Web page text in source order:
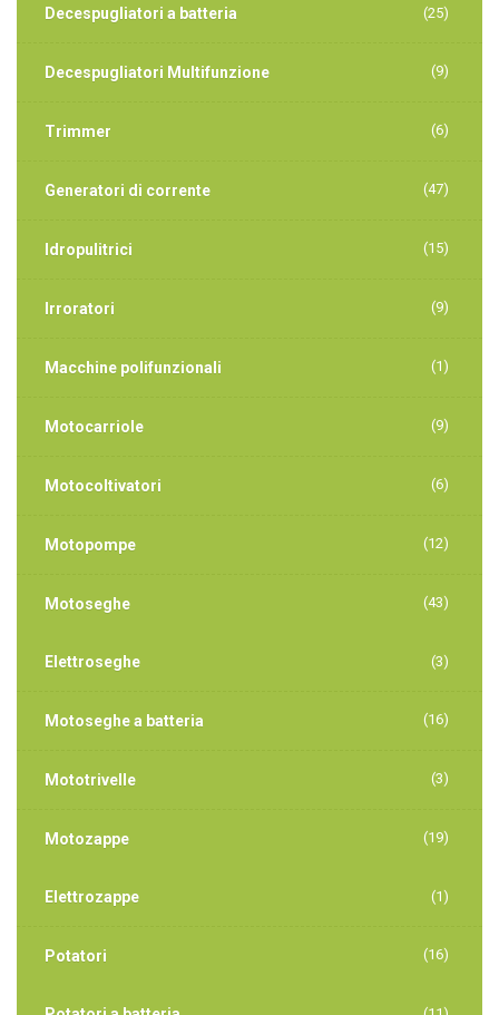
Decespugliatori a batteria (25)
Decespugliatori Multifunzione (9)
Trimmer (6)
Generatori di corrente (47)
Idropulitrici (15)
Irroratori (9)
Macchine polifunzionali (1)
Motocarriole (9)
Motocoltivatori (6)
Motopompe (12)
Motoseghe (43)
Elettroseghe (3)
Motoseghe a batteria (16)
Mototrivelle (3)
Motozappe (19)
Elettrozappe (1)
Potatori (16)